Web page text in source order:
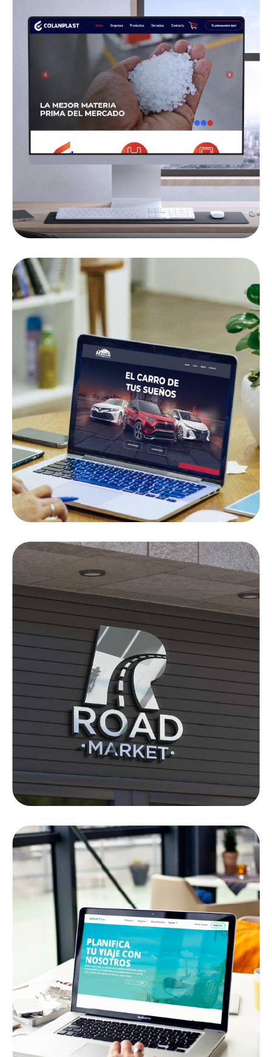
MARLON CAR'S SALES
ROAD MARKET
GLOBALTRANS